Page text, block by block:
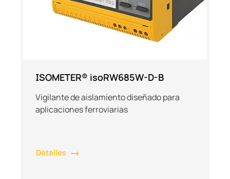
ISOMETER® isoRW685W-D-B
Vigilante de aislamiento diseñado para
aplicaciones ferroviarias
Detalles